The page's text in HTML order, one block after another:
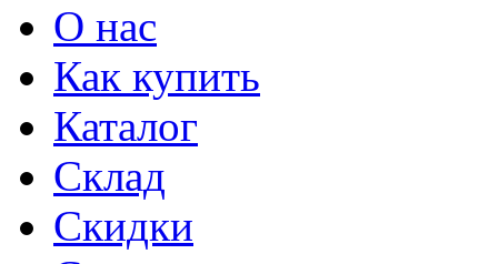
О нас
Как купить
Каталог
Склад
Скидки